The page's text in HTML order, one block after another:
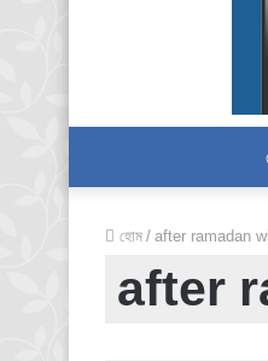
হোম / after ramadan
after